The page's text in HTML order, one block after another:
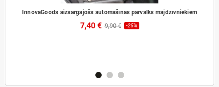
InnovaGoods aizsargājošs automašīnas pārvalks mājdzīvniekiem
7,40 € 9,90 € -25%